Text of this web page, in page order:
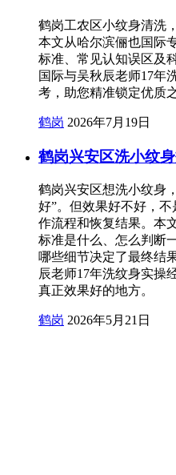
鹤岗工农区小纹身清洗
本文从哈尔滨俪也国际
标准、常见认知误区及
国际与吴秋辰老师17年
考，助您精准锁定优质之
鹤岗 2026年7月19日
鹤岗兴安区洗小纹
鹤岗兴安区想洗小纹身
好”。但效果好不好，
作流程和恢复结果。本
标准是什么、怎么判断
哪些细节决定了最终结
辰老师17年洗纹身实操
真正效果好的地方。
鹤岗 2026年5月21日